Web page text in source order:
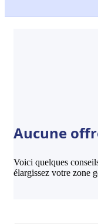
Aucune
Voici quelques
élargissez votre zone